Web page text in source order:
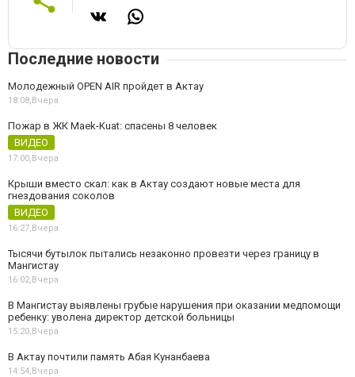
Последние новости
Молодежный OPEN AIR пройдет в Актау
18:08,Вчера
Пожар в ЖК Maek-Kuat: спасены 8 человек
ВИДЕО
17:00,Вчера
Крыши вместо скал: как в Актау создают новые места для
гнездования соколов
ВИДЕО
16:27,Вчера
Тысячи бутылок пытались незаконно провезти через границу в
Мангистау
16:02,Вчера
В Мангистау выявлены грубые нарушения при оказании медпомощи
ребенку: уволена директор детской больницы
15:20,Вчера
В Актау почтили память Абая Кунанбаева
14:54,Вчера